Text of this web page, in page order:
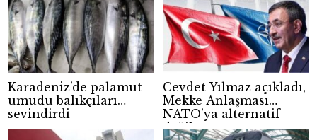
Karadeniz’de palamut
umudu balıkçıları
sevindirdi
Cevdet Yılmaz açıkladı,
Mekke Anlaşması
NATO’ya alternatif
değil